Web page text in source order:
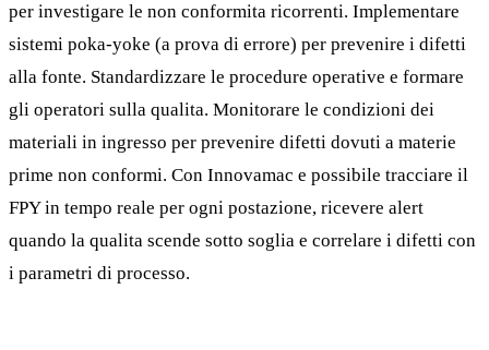
per investigare le non conformita ricorrenti. Implementare
sistemi poka-yoke (a prova di errore) per prevenire i difetti
alla fonte. Standardizzare le procedure operative e formare
gli operatori sulla qualita. Monitorare le condizioni dei
materiali in ingresso per prevenire difetti dovuti a materie
prime non conformi. Con Innovamac e possibile tracciare il
FPY in tempo reale per ogni postazione, ricevere alert
quando la qualita scende sotto soglia e correlare i difetti con
i parametri di processo.